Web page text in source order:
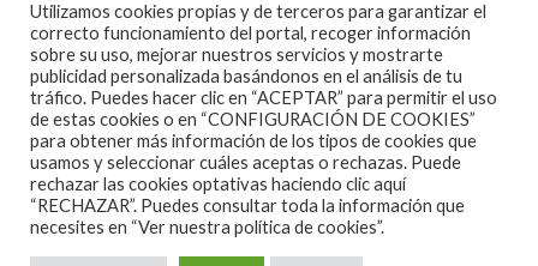
2007 COPYRIGHT -CODETIPITHEME
Utilizamos cookies propias y de terceros para garantizar el
correcto funcionamiento del portal, recoger información
sobre su uso, mejorar nuestros servicios y mostrarte
publicidad personalizada basándonos en el análisis de tu
tráfico. Puedes hacer clic en “ACEPTAR” para permitir el uso
de estas cookies o en “CONFIGURACIÓN DE COOKIES”
para obtener más información de los tipos de cookies que
usamos y seleccionar cuáles aceptas o rechazas. Puede
rechazar las cookies optativas haciendo clic aquí
“RECHAZAR”. Puedes consultar toda la información que
necesites en “Ver nuestra política de cookies”.